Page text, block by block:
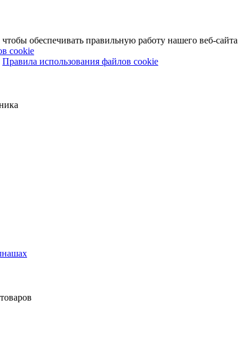
обеспечивать правильную работу нашего веб-сайта
cookie
Правила использования файлов cookie